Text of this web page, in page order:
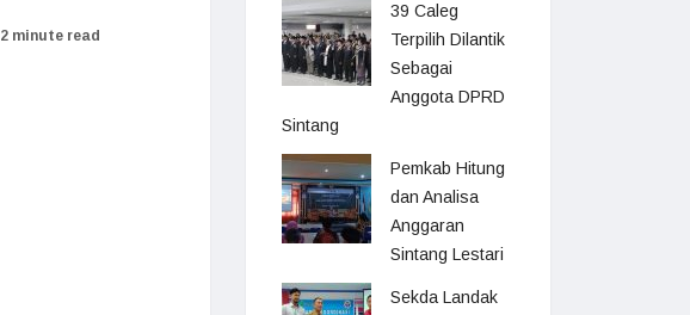
2 minute read
39 Caleg
Terpilih Dilantik
Sebagai
Anggota DPRD
Sintang
Pemkab Hitung
dan Analisa
Anggaran
Sintang Lestari
Sekda Landak